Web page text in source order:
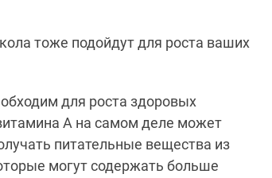
тоже подойдут для роста ваших
для роста здоровых
А на самом деле может
питательные вещества из
могут содержать больше